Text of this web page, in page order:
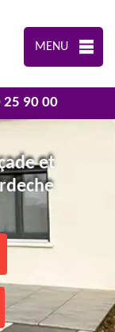
MENU
25 90 00
et